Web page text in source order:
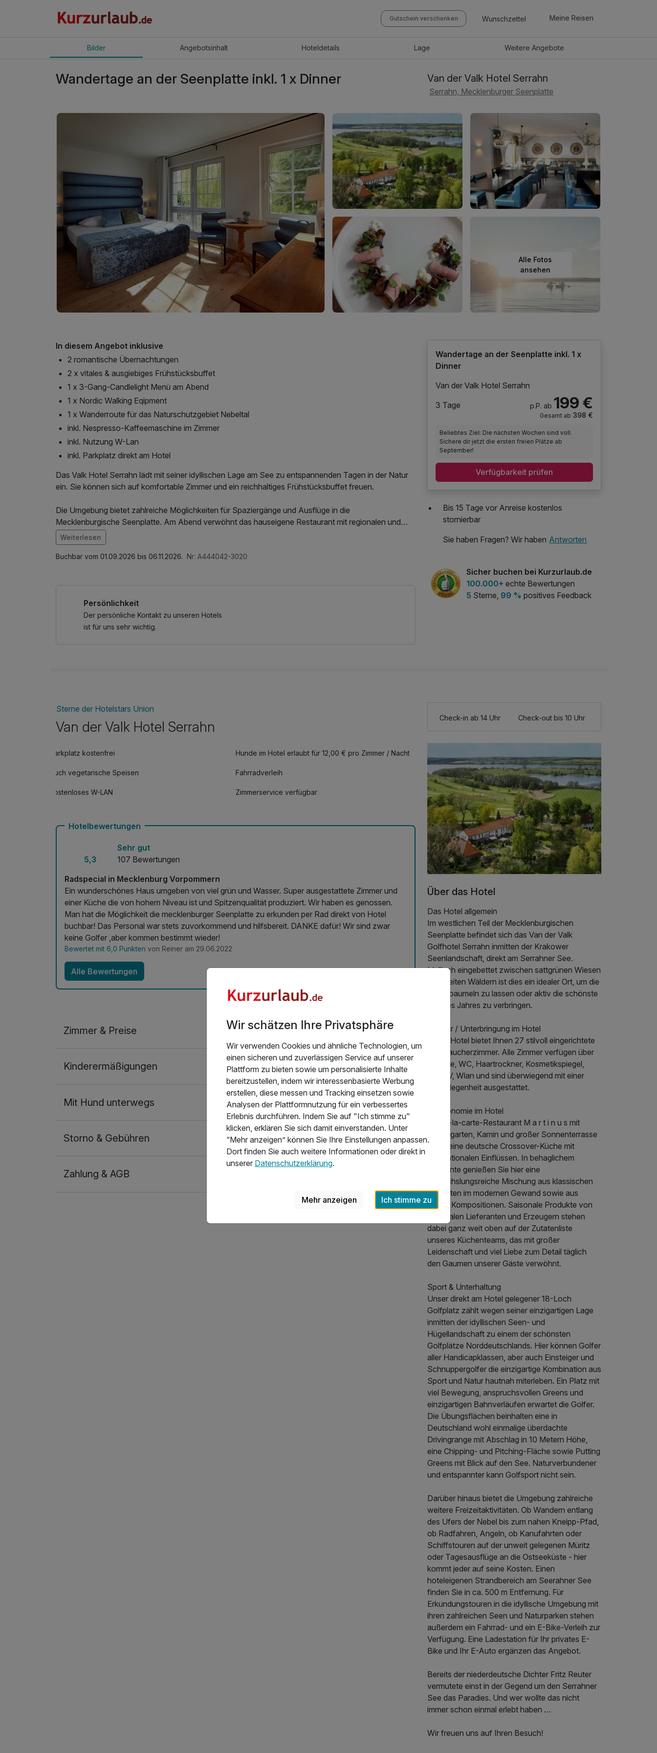
Gutschein verschenken Wunschzettel Meine Reisen
Bilder Angebotsinhalt Hoteldetails Lage WeitereAngebote
Wandertage an der Seenplatte inkl. 1 x Dinner Van der Valk Hotel Serrahn
Serrahn, Mecklenburger Seenplatte
Alle Fotos
ansehen
In diesem Angebot inklusive
2 romantische Übernachtungen
2 x vitales & ausgiebiges Frühstücksbuffet
1 x 3-Gang-Candlelight Menü am Abend
1 x Nordic Walking Eqipment
1 x Wanderroute für das Naturschutzgebiet Nebeltal
inkl. Nespresso-Kaffeemaschine im Zimmer
inkl. Nutzung W-Lan
inkl. Parkplatz direkt am Hotel
Das Valk Hotel Serrahn lädt mit seiner idyllischen Lage am See zu entspannenden Tagen in der Natur
ein. Sie können sich auf komfortable Zimmer und ein reichhaltiges Frühstücksbuffet freuen.
Die Umgebung bietet zahlreiche Möglichkeiten für Spaziergänge und Ausflüge in die
Mecklenburgische Seenplatte. Am Abend verwöhnt das hauseigene Restaurant mit regionalen und
saisonalen Spezialitäten.
Der Aufenthalt wird durch den freundlichen Service und die gemütliche Atmosphäre zu einem
Im Angebot enthalten
Parkplatz, W-LAN Nutzung / Internetnutzung
Weiterlesen
Buchbar vom 01.09.2026 bis 06.11.2026. Nr: A444042-3020
Persönlichkeit
Der persönliche Kontakt zu unseren Hotels
ist für uns sehr wichtig.
Wandertage an der Seenplatte inkl. 1 x
Dinner
Van der Valk Hotel Serrahn
3 Tage
p.P. ab 199 €
Gesamt ab 398 €
Beliebtes Ziel: Die nächsten Wochen sind voll.
Sichere dir jetzt die ersten freien Plätze ab
September!
Verfügbarkeit prüfen
Bis 15 Tage vor Anreise kostenlos
stornierbar
Sie haben Fragen? Wir haben Antworten
Sicher buchen bei Kurzurlaub.de
100.000+ echte Bewertungen
5 Sterne, 99 % positives Feedback
Sterne der Hotelstars Union
Van der Valk Hotel Serrahn
Parkplatz kostenfrei Hunde im Hotel erlaubt für 12,00 € pro Zimmer / Nacht
Auch vegetarische Speisen Fahrradverleih
Kostenloses W-LAN Zimmerservice verfügbar
Hotelbewertungen
5,3
Sehr gut
107 Bewertungen
Radspecial in Mecklenburg Vorpommern
Ein wunderschönes Haus umgeben von viel grün und Wasser. Super ausgestattete Zimmer und
einer Küche die von hohem Niveau ist und Spitzenqualität produziert. Wir haben es genossen.
Man hat die Möglichkeit die mecklenburger Seenplatte zu erkunden per Rad direkt von Hotel
buchbar! Das Personal war stets zuvorkommend und hilfsbereit. DANKE dafür! Wir sind zwar
keine Golfer ,aber kommen bestimmt wieder!
Bewertet mit 6,0 Punkten von Reiner am 29.06.2022
Alle Bewertungen
Zimmer & Preise
2 Erwachsene
Kinderermäßigungen
Mit Hund unterwegs
Storno & Gebühren
Zahlung & AGB
Check-in ab 14 Uhr Check-out bis 10 Uhr
Über das Hotel
Das Hotel allgemein
Im westlichen Teil der Mecklenburgischen
Seenplatte befindet sich das Van der Valk
Golfhotel Serrahn inmitten der Krakower
Seenlandschaft, direkt am Serrahner See.
Idyllisch eingebettet zwischen sattgrünen Wiesen
und weiten Wäldern ist dies ein idealer Ort, um die
Seele baumeln zu lassen oder aktiv die schönste
Zeit des Jahres zu verbringen.
Zimmer / Unterbringung im Hotel
Unser Hotel bietet Ihnen 27 stilvoll eingerichtete
Nichtraucherzimmer. Alle Zimmer verfügen über
Dusche, WC, Haartrockner, Kosmetikspiegel,
Sat-TV, Wlan und sind überwiegend mit einer
Sitzgelegenheit ausgestattet.
Gastronomie im Hotel
Das À-la-carte-Restaurant M a r t i n u s mit
Wintergarten, Kamin und großer Sonnenterrasse
bietet eine deutsche Crossover-Küche mit
internationalen Einflüssen. In behaglichem
Ambiente genießen Sie hier eine
abwechslungsreiche Mischung aus klassischen
Gerichten im modernen Gewand sowie aus
neuen Kompositionen. Saisonale Produkte von
regionalen Lieferanten und Erzeugern stehen
dabei ganz weit oben auf der Zutatenliste
unseres Küchenteams, das mit großer
Leidenschaft und viel Liebe zum Detail täglich
den Gaumen unserer Gäste verwöhnt.
Sport & Unterhaltung
Unser direkt am Hotel gelegener 18-Loch
Golfplatz zählt wegen seiner einzigartigen Lage
inmitten der idyllischen Seen- und
Hügellandschaft zu einem der schönsten
Golfplätze Norddeutschlands. Hier können Golfer
aller Handicapklassen, aber auch Einsteiger und
Schnuppergolfer die einzigartige Kombination aus
Sport und Natur hautnah miterleben. Ein Platz mit
viel Bewegung, anspruchsvollen Greens und
einzigartigen Bahnverläufen erwartet die Golfer.
Die Übungsflächen beinhalten eine in
Deutschland wohl einmalige überdachte
Drivingrange mit Abschlag in 10 Metern Höhe,
eine Chipping- und Pitching-Fläche sowie Putting
Greens mit Blick auf den See. Naturverbundener
und entspannter kann Golfsport nicht sein.
Darüber hinaus bietet die Umgebung zahlreiche
weitere Freizeitaktivitäten. Ob Wandern entlang
des Ufers der Nebel bis zum nahen Kneipp-Pfad,
ob Radfahren, Angeln, ob Kanufahrten oder
Schiffstouren auf der unweit gelegenen Müritz
oder Tagesausflüge an die Ostseeküste - hier
kommt jeder auf seine Kosten. Einen
hoteleigenen Strandbereich am Seerahner See
finden Sie in ca. 500 m Entfernung. Für
Erkundungstouren in die idyllische Umgebung mit
ihren zahlreichen Seen und Naturparken stehen
außerdem ein Fahrrad- und ein E-Bike-Verleih zur
Verfügung. Eine Ladestation für Ihr privates E-
Bike und Ihr E-Auto ergänzen das Angebot.
Bereits der niederdeutsche Dichter Fritz Reuter
vermutete einst in der Gegend um den Serrahner
See das Paradies. Und wer wollte das nicht
immer schon einmal erlebt haben …
Wir freuen uns auf Ihren Besuch!
Wir schätzen Ihre Privatsphäre
Wir verwenden Cookies und ähnliche Technologien, um
einen sicheren und zuverlässigen Service auf unserer
Plattform zu bieten sowie um personalisierte Inhalte
bereitzustellen, indem wir interessenbasierte Werbung
erstellen, diese messen und Tracking einsetzen sowie
Analysen der Plattformnutzung für ein verbessertes
Erlebnis durchführen. Indem Sie auf "Ich stimme zu"
klicken, erklären Sie sich damit einverstanden. Unter
“Mehr anzeigen” können Sie Ihre Einstellungen anpassen.
Dort finden Sie auch weitere Informationen oder direkt in
unserer Datenschutzerklärung.
Mehr anzeigen Ich stimme zu